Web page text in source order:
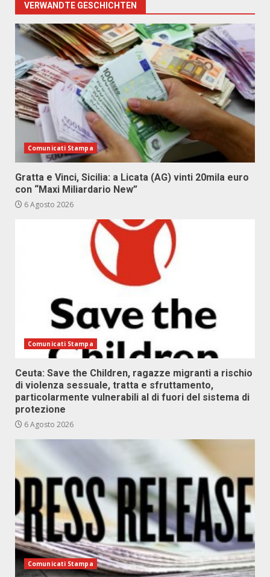
VERWANDTE GESCHICHTEN
Comunicati Stampa
Gratta e Vinci, Sicilia: a Licata (AG) vinti 20mila euro
con “Maxi Miliardario New”
6 Agosto 2026
Comunicati Stampa
Ceuta: Save the Children, ragazze migranti a rischio
di violenza sessuale, tratta e sfruttamento,
particolarmente vulnerabili al di fuori del sistema di
protezione
6 Agosto 2026
Comunicati Stampa